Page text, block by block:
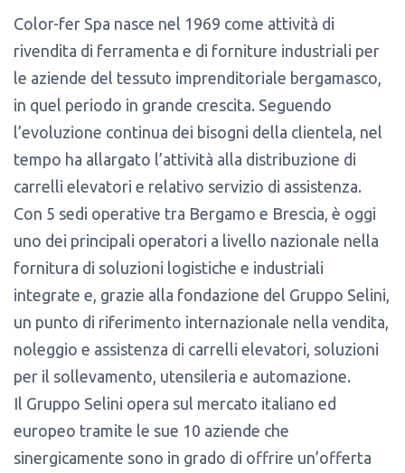
Color-fer Spa nasce nel 1969 come attività di
rivendita di ferramenta e di forniture industriali per
le aziende del tessuto imprenditoriale bergamasco,
in quel periodo in grande crescita. Seguendo
l’evoluzione continua dei bisogni della clientela, nel
tempo ha allargato l’attività alla distribuzione di
carrelli elevatori e relativo servizio di assistenza.
Con 5 sedi operative tra Bergamo e Brescia, è oggi
uno dei principali operatori a livello nazionale nella
fornitura di soluzioni logistiche e industriali
integrate e, grazie alla fondazione del Gruppo Selini,
un punto di riferimento internazionale nella vendita,
noleggio e assistenza di carrelli elevatori, soluzioni
per il sollevamento, utensileria e automazione.
Il Gruppo Selini opera sul mercato italiano ed
europeo tramite le sue 10 aziende che
sinergicamente sono in grado di offrire un’offerta